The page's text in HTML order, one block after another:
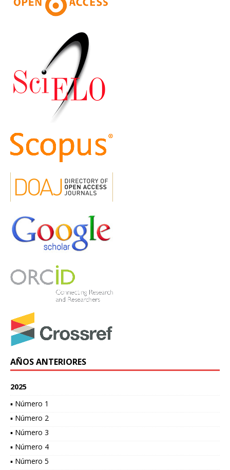
AÑOS ANTERIORES
2025
▪ Número 1
▪ Número 2
▪ Número 3
▪ Número 4
▪ Número 5